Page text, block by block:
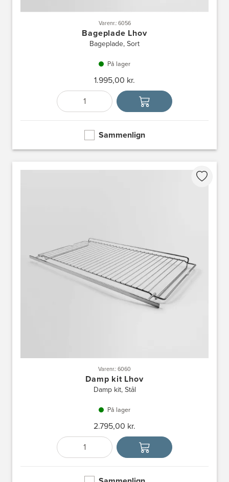
Varenr.: 6056
Bageplade Lhov
Bageplade, Sort
På lager
1.995,00 kr.
Antal
Vælg enhed
Sammenlign
Varenr.: 6060
Damp kit Lhov
Damp kit, Stål
På lager
2.795,00 kr.
Antal
Vælg enhed